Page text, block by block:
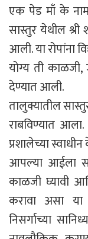
एक पेड माँ के
सास्तुर येथील श्री
आली. या रोपांना
योग्य ती
देण्यात आली.
तालुक्यातील
राबविण्यात
प्रशालेच्या
आपल्या आईला
काळजी घ्यावी
करावा असा या
निसर्गाच्या